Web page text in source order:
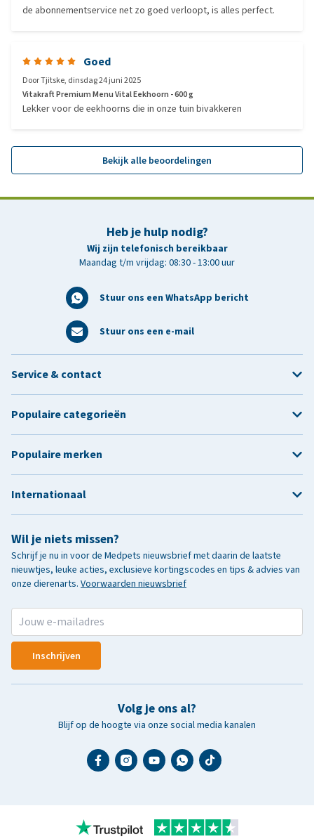
de abonnementservice net zo goed verloopt, is alles perfect.
Goed
DoorTjitske, dinsdag 24 juni 2025
Vitakraft Premium Menu Vital Eekhoorn - 600 g
Lekker voor de eekhoorns die in onze tuin bivakkeren
Bekijk alle beoordelingen
Heb je hulp nodig?
Wij zijn telefonisch bereikbaar
Maandag t/m vrijdag: 08:30 - 13:00 uur
Stuur ons een WhatsApp bericht
Stuur ons een e-mail
Wil je niets missen?
Schrijf je nu in voor de Medpets nieuwsbrief met daarin de laatste
nieuwtjes, leuke acties, exclusieve kortingscodes en tips & advies van
onze dierenarts. Voorwaarden nieuwsbrief
Inschrijven
Volg je ons al?
Blijf op de hoogte via onze social media kanalen
Service & contact
Populaire categorieën
Populaire merken
Internationaal